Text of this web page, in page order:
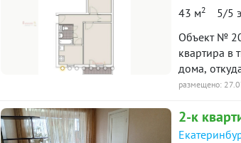
ДО СТАНЦИЙ МЕТРО ДИНАМО И
МИНУТ ПЕШКОМ. Один взрослый
обременений.
Возможна ипотека. Звоните, покажем в
ID объекта в нашей базе: 12429
43 м2 5/5
Объект № 200404.
квартира в тихом центре. Общая
дома, откуда
стороны (во двор и на
установлены счетчики
проживания. Чистый
размещено:
2-к